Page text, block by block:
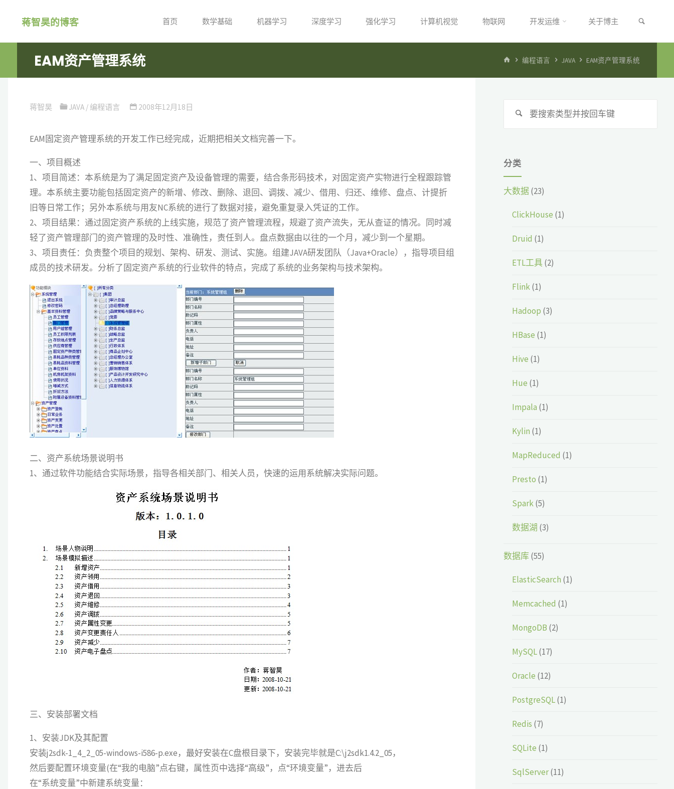
蒋智昊的博客 首页 数学基础 机器学习 深度学习 强化学习 计算机视觉 物联网 开发运维 关于博主
EAM资产管理系统
首 编程语言 JAVA EAM资产管理系统
蒋智昊 JAVA / 编程语言 2008年12月18日
EAM固定资产管理系统的开发工作已经完成，近期把相关文档完善一下。
一、项目概述
1、项目简述：本系统是为了满足固定资产及设备管理的需要，结合条形码技术，对固定资产实物进行全程跟踪管
理。本系统主要功能包括固定资产的新增、修改、删除、退回、调拨、减少、借用、归还、维修、盘点、计提折
旧等日常工作；另外本系统与用友NC系统的进行了数据对接，避免重复录入凭证的工作。
2、项目结果：通过固定资产系统的上线实施，规范了资产管理流程，规避了资产流失，无从查证的情况。同时减
轻了资产管理部门的资产管理的及时性、准确性，责任到人。盘点数据由以往的一个月，减少到一个星期。
3、项目责任：负责整个项目的规划、架构、研发、测试、实施。组建JAVA研发团队（Java+Oracle），指导项目组
成员的技术研发。分析了固定资产系统的行业软件的特点，完成了系统的业务架构与技术架构。
二、资产系统场景说明书
1、通过软件功能结合实际场景，指导各相关部门、相关人员，快速的运用系统解决实际问题。
三、安装部署文档
1、安装JDK及其配置
安装j2sdk-1_4_2_05-windows-i586-p.exe，最好安装在C盘根目录下，安装完毕就是C:\j2sdk1.4.2_05，
然后要配置环境变量(在“我的电脑”点右键，属性页中选择“高级”，点“环境变量”，进去后
在“系统变量”中新建系统变量：
搜
分类
大数据(23)
ClickHouse (1)
Druid (1)
ETL工具(2)
Flink(1)
Hadoop (3)
HBase (1)
Hive (1)
Hue (1)
Impala (1)
Kylin (1)
MapReduced (1)
Presto (1)
Spark(5)
数据湖 (3)
数据库(55)
ElasticSearch (1)
Memcached (1)
MongoDB (2)
MySQL(17)
Oracle (12)
PostgreSQL(1)
Redis (7)
SQLite (1)
SqlServer(11)